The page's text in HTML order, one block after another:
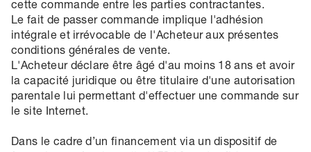
cette commande entre les parties contractantes.
Le fait de passer commande implique l'adhésion
intégrale et irrévocable de l'Acheteur aux présentes
conditions générales de vente.
L'Acheteur déclare être âgé d'au moins 18 ans et avoir
la capacité juridique ou être titulaire d'une autorisation
parentale lui permettant d'effectuer une commande sur
le site Internet.
Dans le cadre d’un financement via un dispositif de